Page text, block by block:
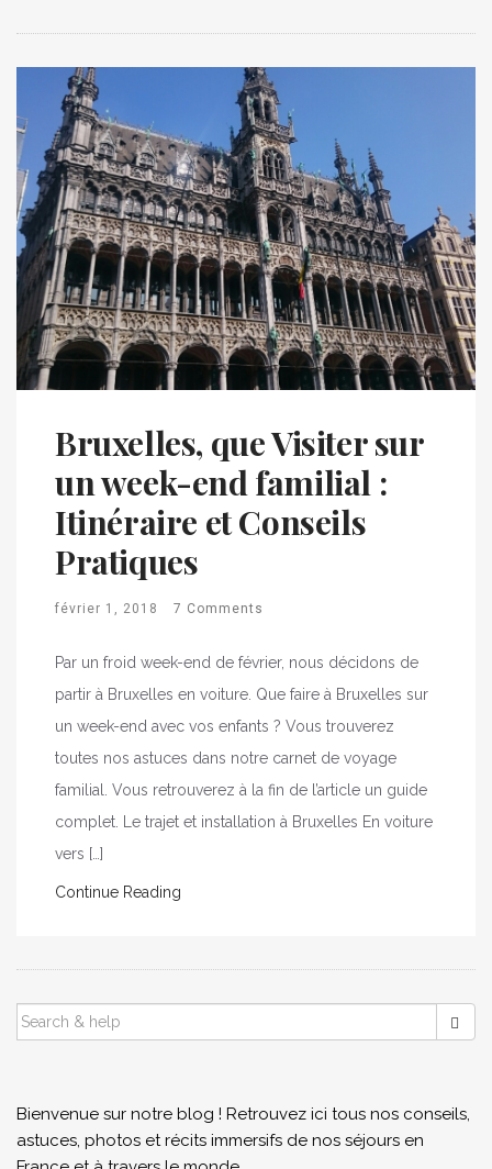
Bruxelles, que Visiter sur
un week-end familial :
Itinéraire et Conseils
Pratiques
février 1, 2018 7 Comments
Par un froid week-end de février, nous décidons de
partir à Bruxelles en voiture. Que faire à Bruxelles sur
un week-end avec vos enfants ? Vous trouverez
toutes nos astuces dans notre carnet de voyage
familial. Vous retrouverez à la fin de l’article un guide
complet. Le trajet et installation à Bruxelles En voiture
vers […]
Continue Reading
SEARCH
FOR:
Bienvenue sur notre blog ! Retrouvez ici tous nos conseils,
astuces, photos et récits immersifs de nos séjours en